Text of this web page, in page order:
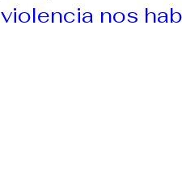
nos